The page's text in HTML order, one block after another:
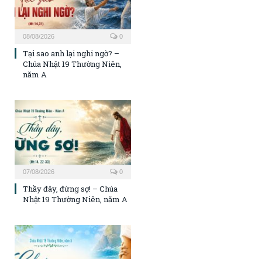
08/08/2026 0
Tại sao anh lại nghi ngờ? –
Chúa Nhật 19 Thường Niên,
năm A
07/08/2026 0
Thầy đây, đừng sợ! – Chúa
Nhật 19 Thường Niên, năm A